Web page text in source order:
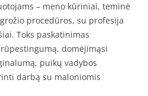
– meno kūriniai, teminė
procedūros, su profesija
Toks paskatinimas
domėjimąsi
puikų vadybos
darbą su maloniomis